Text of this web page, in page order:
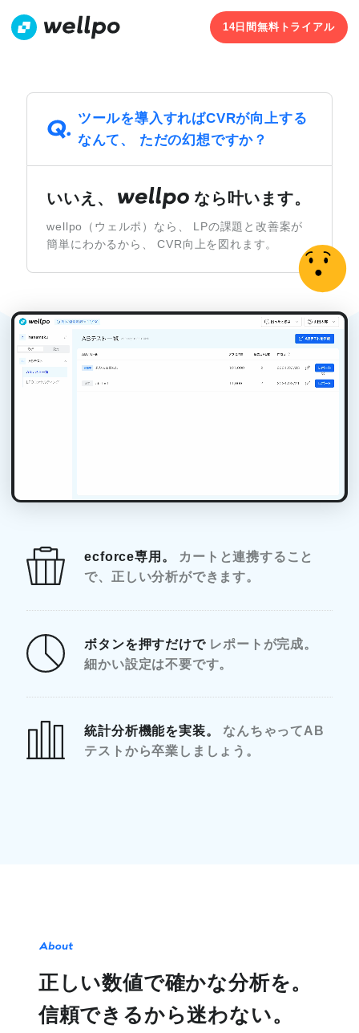
14日間無料トライアル
ツールを導入すればCVRが向上する
なんて、 ただの幻想ですか？
いいえ、 なら叶います。
wellpo（ウェルポ）なら、 LPの課題と改善案が
簡単にわかるから、 CVR向上を図れます。
ecforce専用。
カートと連携すること
で、 正しい分析ができます。
ボタンを押すだけで レポートが完成。
細かい設定は不要です。
統計分析機能を実装。なんちゃってAB
テストから卒業しましょう。
正しい数値で確かな分析を。
信頼できるから迷わない。